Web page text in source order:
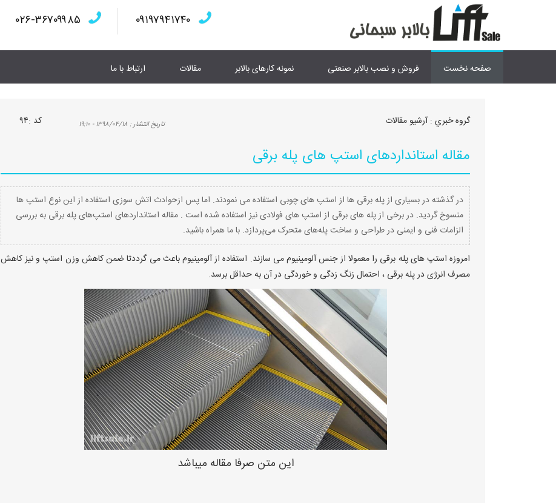
۰۹۱۹۷۹۴۱۷۴۰ ۰۲۶-۳۶۷۰۹۹۸۵
صفحه نخست فروش و نصب بالابر صنعتی نمونه کارهای بالابر مقالات ارتباط با ما
گروه خبري :آرشیو مقالات تاريخ انتشار : ۱۳۹۸/۰۴/۱۸ - ۱۹:۱۰ كد :۹۴
مقاله استانداردهای استپ های پله برقی
در گذشته در بسیاری از پله برقی ها از استپ های چوبی استفاده می نمودند. اما پس ازحوادث اتش سوزی استفاده از این نوع استپ ها
منسوخ گردید. در برخی از پله های برقی از استپ های فولادی نیز استفاده شده است . مقاله استانداردهای استپ‌های پله برقی به بررسی
الزامات فنی و ایمنی در طراحی و ساخت پله‌های متحرک می‌پردازد. با ما همراه باشید.
امروزه استپ های پله برقی را معمولا از جنس آلومینیوم می سازند. استفاده از آلومینیوم باعث می گرددتا ضمن کاهش وزن استپ و نیز کاهش
مصرف انرژی در پله برقی ، احتمال زنگ زدگی و خوردگی در آن به حداقل برسد.
این متن صرفا مقاله میباشد